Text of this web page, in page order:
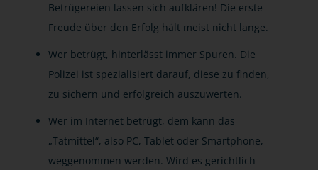
Betrügereien lassen sich aufklären! Die erste
Freude über den Erfolg hält meist nicht lange.
Wer betrügt, hinterlässt immer Spuren. Die
Polizei ist spezialisiert darauf, diese zu finden,
zu sichern und erfolgreich auszuwerten.
Wer im Internet betrügt, dem kann das
„Tatmittel“, also PC, Tablet oder Smartphone,
weggenommen werden. Wird es gerichtlich